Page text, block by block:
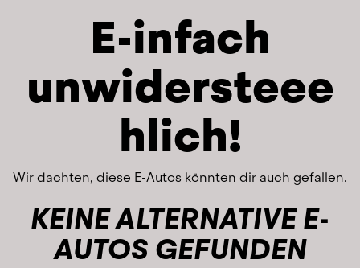
E-infach
unwidersteee
hlich!
Wir dachten, diese E-Autos könnten dir auch gefallen.
KEINE ALTERNATIVE E-
AUTOS GEFUNDEN